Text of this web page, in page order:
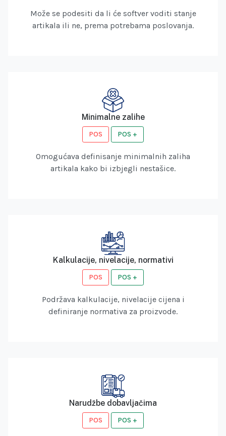
Može se podesiti da li će softver voditi stanje
artikala ili ne, prema potrebama poslovanja.
Minimalne zalihe
POS POS +
Omogućava definisanje minimalnih zaliha
artikala kako bi izbjegli nestašice.
Kalkulacije, nivelacije, normativi
POS POS +
Podržava kalkulacije, nivelacije cijena i
definiranje normativa za proizvode.
Narudžbe dobavljačima
POS POS +